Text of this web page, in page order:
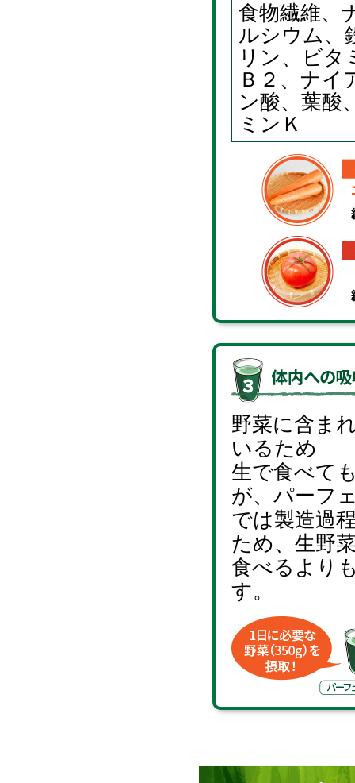
食物繊維、
ルシウム、
リン、ビタ
Ｂ２、ナイ
ン酸、葉酸
ミンＫ
野菜に含ま
いるため
生で食べて
が、パーフ
では製造過
ため、生野
食べるより
す。